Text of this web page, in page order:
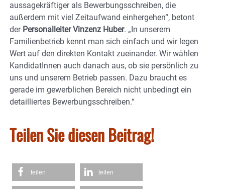
aussagekräftiger als Bewerbungsschreiben, die
außerdem mit viel Zeitaufwand einhergehen“, betont
der Personalleiter Vinzenz Huber. „In unserem
Familienbetrieb kennt man sich einfach und wir legen
Wert auf den direkten Kontakt zueinander. Wir wählen
KandidatInnen auch danach aus, ob sie persönlich zu
uns und unserem Betrieb passen. Dazu braucht es
gerade im gewerblichen Bereich nicht unbedingt ein
detailliertes Bewerbungsschreiben.“
Teilen Sie diesen Beitrag!
teilen teilen